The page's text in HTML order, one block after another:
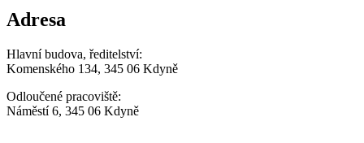
Adresa
Hlavní budova, ředitelství:
Komenského 134, 345 06 Kdyně
Odloučené pracoviště:
Náměstí 6, 345 06 Kdyně